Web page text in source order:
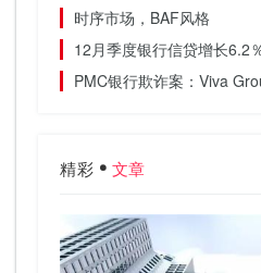
时序市场，BAF风格
12月季度银行信贷增长6.2
PMC银行欺诈案：Viva
精彩 文章